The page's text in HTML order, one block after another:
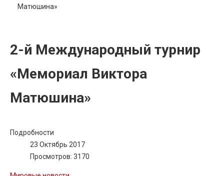
Матюшина»
2-й Международный турнир
«Мемориал Виктора
Матюшина»
Подробности
23 Октябрь 2017
Просмотров: 3170